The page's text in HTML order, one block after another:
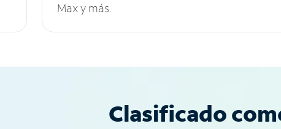
Max y más.
Clasificado